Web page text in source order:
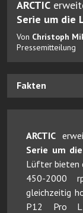
ARCTIC
Serie um die
Von Christoph
Pressemitteilung
Fakten
ARCTIC
Serie um
Lüfter bieten
450-2000
gleichzeitig
P12 Pro